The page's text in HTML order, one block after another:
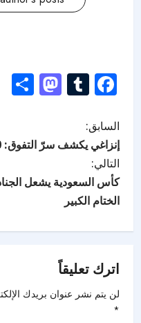
Facebook
Tumblr
السابق:
إنزاغي يكشف سرّ التفوق: 40 دقيقة للكرات الثابتة
التالي:
كأس السعودية يشعل
الختام الكبير
اترك تعليقاً
لن يتم نشر عنوان بريدك
*